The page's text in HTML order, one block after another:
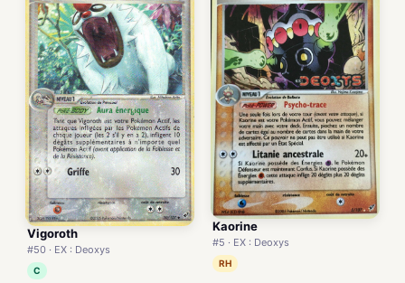
Vigoroth
#50 · EX : Deoxys
C
Kaorine
#5 · EX : Deoxys
RH